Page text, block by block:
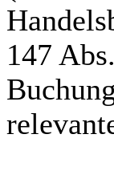
147